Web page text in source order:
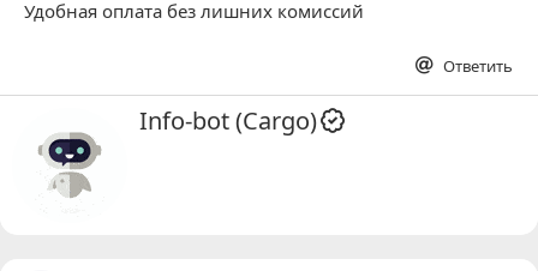
Удобная оплата без лишних комиссий
Ответить
А
в
Info-bot (Cargo)